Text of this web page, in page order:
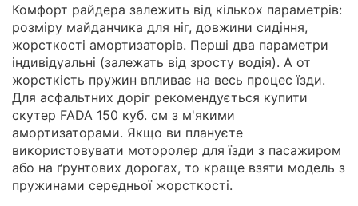
Комфорт райдера залежить від кількох параметрів:
розміру майданчика для ніг, довжини сидіння,
жорсткості амортизаторів. Перші два параметри
індивідуальні (залежать від зросту водія). А от
жорсткість пружин впливає на весь процес їзди.
Для асфальтних доріг рекомендується купити
скутер FADA 150 куб. см з м'якими
амортизаторами. Якщо ви плануєте
використовувати моторолер для їзди з пасажиром
або на ґрунтових дорогах, то краще взяти модель з
пружинами середньої жорсткості.